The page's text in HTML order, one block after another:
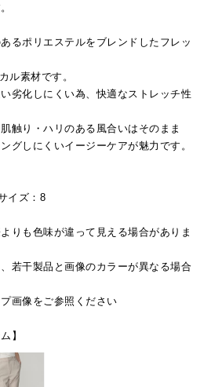
るポリエステルをブレンドしたフレッ
ル素材です。
劣化しにくい為、快適なストレッチ性
触り・ハリのある風合いはそのまま
グしにくいイージーケアが魅力です。
イズ：8
りも色味が違って見える場合がありま
若干製品と画像のカラーが異なる場合
画像をご参照ください
】